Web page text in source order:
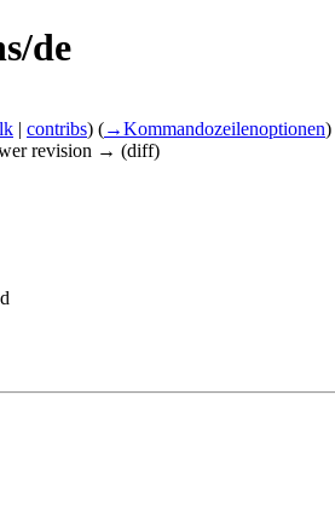
de
| contribs) (→‎Kommandozeilenoptionen)
revision → (diff)